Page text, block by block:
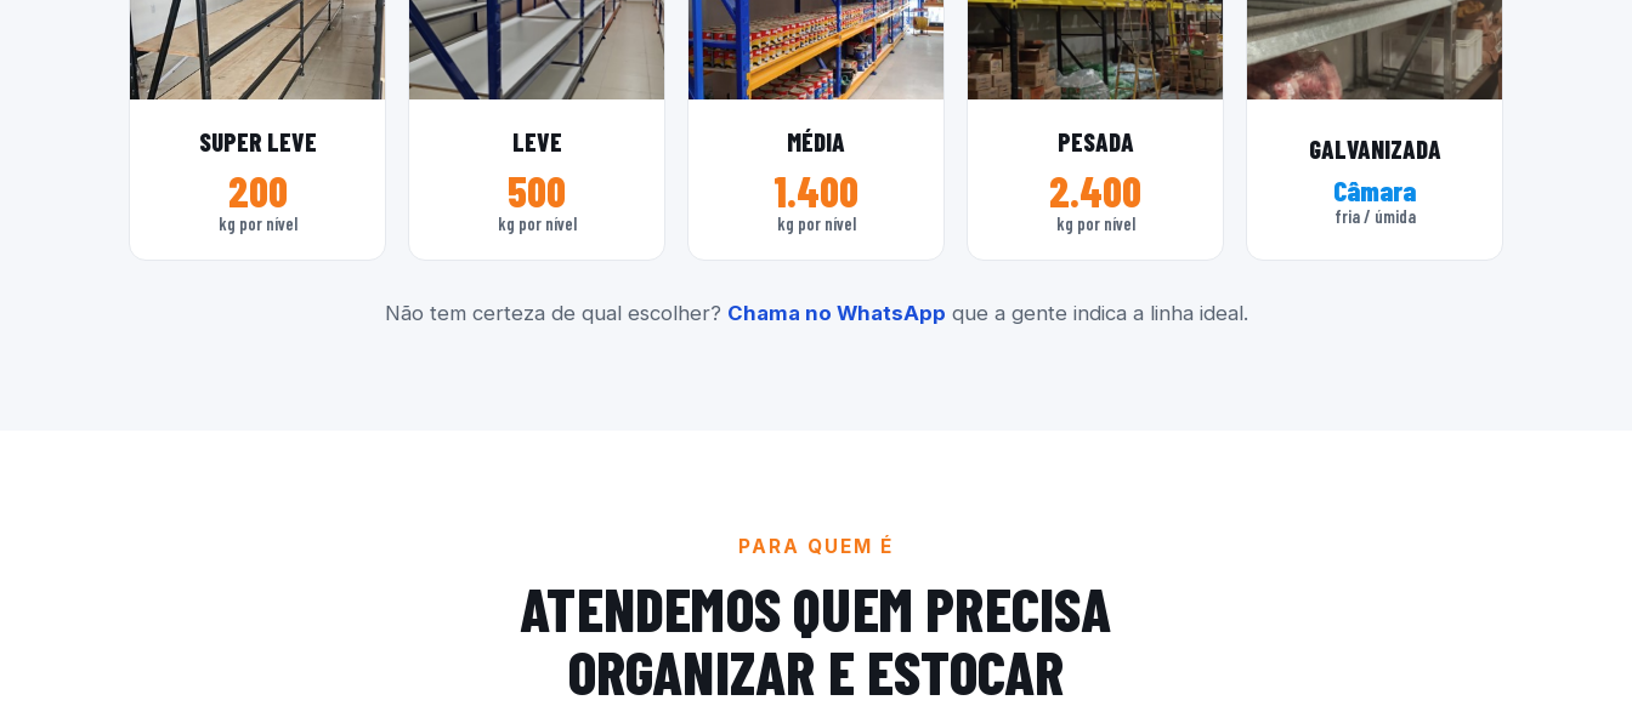
SUPER LEVE
200
kg por nível
LEVE
500
kg por nível
MÉDIA
1.400
kg por nível
PESADA
2.400
kg por nível
GALVANIZADA
Câmara
fria / úmida
Não tem certeza de qual escolher? Chama no WhatsApp que a gente indica a linha ideal.
PARA QUEM É
ATENDEMOS QUEM PRECISA
ORGANIZAR E ESTOCAR